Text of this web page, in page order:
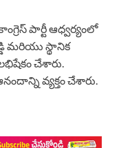
పార్టీ ఆధ్వర్యంలో
మరియు స్థానిక
చేశారు.
వ్యక్తం చేశారు.